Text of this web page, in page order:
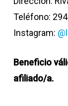
Teléfono:
Instagram:
Beneficio
afiliado/a.